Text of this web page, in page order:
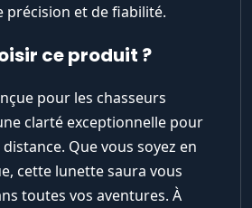
précision et de fiabilité.
ce produit ?
pour les chasseurs
clarté exceptionnelle pour
Que vous soyez en
cette lunette saura vous
toutes vos aventures. À